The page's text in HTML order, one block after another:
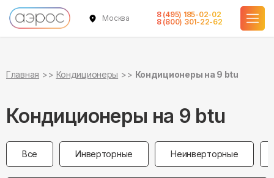
Москва
8 (495) 185-02-02
8 (800) 301-22-62
Главная Кондиционеры Кондиционеры на 9 btu
Кондиционеры на 9 btu
Все Инверторные Неинверторные